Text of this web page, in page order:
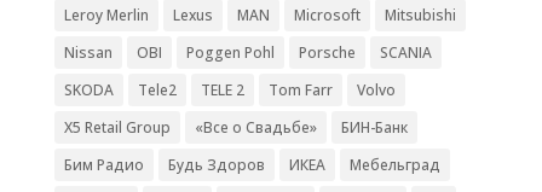
Leroy Merlin
Lexus MAN Microsoft
Mitsubishi
Nissan
OBI Poggen Pohl Porsche
SCANIA
SKODA
Tele2 TELE 2 Tom Farr
Volvo
X5 Retail Group
«Все о Свадьбе»
БИН-Банк
Бим Радио
Будь Здоров ИКЕА
Мебельград